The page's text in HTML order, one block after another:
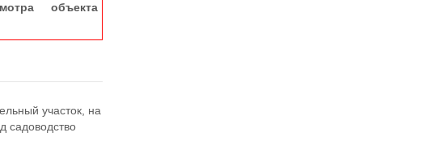
объекта
участок, на
садоводство